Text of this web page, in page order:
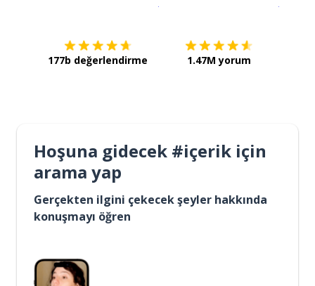
177b değerlendirme 1.47M yorum
Hoşuna gidecek #içerik için
arama yap
Gerçekten ilgini çekecek şeyler hakkında
konuşmayı öğren